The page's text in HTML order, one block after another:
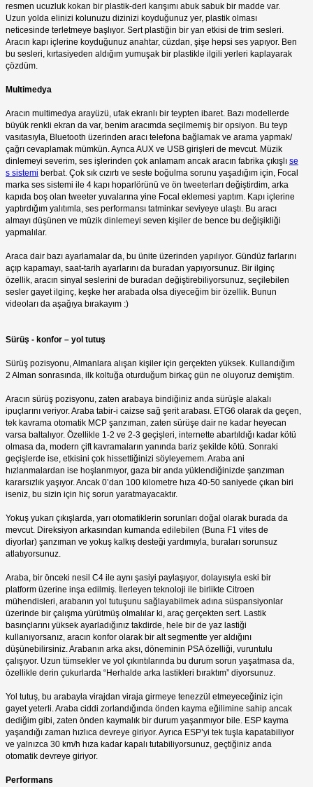
resmen ucuzluk kokan bir plastik-deri karışımı abuk sabuk bir madde var.
Uzun yolda elinizi kolunuzu dizinizi koyduğunuz yer, plastik olması
neticesinde terletmeye başlıyor. Sert plastiğin bir yan etkisi de trim sesleri.
Aracın kapı içlerine koyduğunuz anahtar, cüzdan, şişe hepsi ses yapıyor. Ben
bu sesleri, kırtasiyeden aldığım yumuşak bir plastikle ilgili yerleri kaplayarak
çözdüm.
Multimedya
Aracın multimedya arayüzü, ufak ekranlı bir teypten ibaret. Bazı modellerde
büyük renkli ekran da var, benim aracımda seçilmemiş bir opsiyon. Bu teyp
vasıtasıyla, Bluetooth üzerinden aracı telefona bağlamak ve arama yapmak/
çağrı cevaplamak mümkün. Ayrıca AUX ve USB girişleri de mevcut. Müzik
dinlemeyi severim, ses işlerinden çok anlamam ancak aracın fabrika çıkışlı se
s sistemi berbat. Çok sık cızırtı ve seste boğulma sorunu yaşadığım için, Focal
marka ses sistemi ile 4 kapı hoparlörünü ve ön tweeterları değiştirdim, arka
kapıda boş olan tweeter yuvalarına yine Focal eklemesi yaptım. Kapı içlerine
yaptırdığım yalıtımla, ses performansı tatminkar seviyeye ulaştı. Bu aracı
almayı düşünen ve müzik dinlemeyi seven kişiler de bence bu değişikliği
yapmalılar.
Araca dair bazı ayarlamalar da, bu ünite üzerinden yapılıyor. Gündüz farlarını
açıp kapamayı, saat-tarih ayarlarını da buradan yapıyorsunuz. Bir ilginç
özellik, aracın sinyal seslerini de buradan değiştirebiliyorsunuz, seçilebilen
sesler gayet ilginç, keşke her arabada olsa diyeceğim bir özellik. Bunun
videoları da aşağıya bırakayım :)
Sürüş - konfor – yol tutuş
Sürüş pozisyonu, Almanlara alışan kişiler için gerçekten yüksek. Kullandığım
2 Alman sonrasında, ilk koltuğa oturduğum birkaç gün ne oluyoruz demiştim.
Aracın sürüş pozisyonu, zaten arabaya bindiğiniz anda sürüşle alakalı
ipuçlarını veriyor. Araba tabir-i caizse sağ şerit arabası. ETG6 olarak da geçen,
tek kavrama otomatik MCP şanzıman, zaten sürüşe dair ne kadar heyecan
varsa baltalıyor. Özellikle 1-2 ve 2-3 geçişleri, internette abartıldığı kadar kötü
olmasa da, modern çift kavramaların yanında bariz şekilde kötü. Sonraki
geçişlerde ise, etkisini çok hissettiğinizi söyleyemem. Araba ani
hızlanmalardan ise hoşlanmıyor, gaza bir anda yüklendiğinizde şanzıman
kararsızlık yaşıyor. Ancak 0’dan 100 kilometre hıza 40-50 saniyede çıkan biri
iseniz, bu sizin için hiç sorun yaratmayacaktır.
Yokuş yukarı çıkışlarda, yarı otomatiklerin sorunları doğal olarak burada da
mevcut. Direksiyon arkasından kumanda edilebilen (Buna F1 vites de
diyorlar) şanzıman ve yokuş kalkış desteği yardımıyla, buraları sorunsuz
atlatıyorsunuz.
Araba, bir önceki nesil C4 ile aynı şasiyi paylaşıyor, dolayısıyla eski bir
platform üzerine inşa edilmiş. İlerleyen teknoloji ile birlikte Citroen
mühendisleri, arabanın yol tutuşunu sağlayabilmek adına süspansiyonlar
üzerinde bir çalışma yürütmüş olmalılar ki, araç gerçekten sert. Lastik
basınçlarını yüksek ayarladığınız takdirde, hele bir de yaz lastiği
kullanıyorsanız, aracın konfor olarak bir alt segmentte yer aldığını
düşünebilirsiniz. Arabanın arka aksı, döneminin PSA özelliği, vuruntulu
çalışıyor. Uzun tümsekler ve yol çıkıntılarında bu durum sorun yaşatmasa da,
özellikle derin çukurlarda “Herhalde arka lastikleri bıraktım” diyorsunuz.
Yol tutuş, bu arabayla virajdan viraja girmeye tenezzül etmeyeceğiniz için
gayet yeterli. Araba ciddi zorlandığında önden kayma eğilimine sahip ancak
dediğim gibi, zaten önden kaymalık bir durum yaşanmıyor bile. ESP kayma
yaşandığı zaman hızlıca devreye giriyor. Ayrıca ESP’yi tek tuşla kapatabiliyor
ve yalnızca 30 km/h hıza kadar kapalı tutabiliyorsunuz, geçtiğiniz anda
otomatik devreye giriyor.
Performans